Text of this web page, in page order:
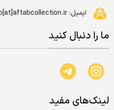
ایمیل: info[at]aftabcollection.ir
ما را دنبال کنید
لینک‌های مفید